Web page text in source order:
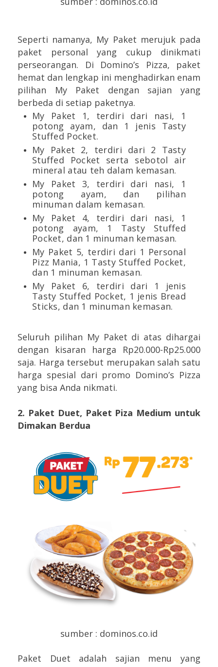
Seperti namanya, My Paket merujuk pada
paket personal yang cukup dinikmati
perseorangan. Di Domino’s Pizza, paket
hemat dan lengkap ini menghadirkan enam
pilihan My Paket dengan sajian yang
berbeda di setiap paketnya.
My Paket 1, terdiri dari nasi, 1
potong ayam, dan 1 jenis Tasty
Stuffed Pocket.
My Paket 2, terdiri dari 2 Tasty
Stuffed Pocket serta sebotol air
mineral atau teh dalam kemasan.
My Paket 3, terdiri dari nasi, 1
potong ayam, dan pilihan
minuman dalam kemasan.
My Paket 4, terdiri dari nasi, 1
potong ayam, 1 Tasty Stuffed
Pocket, dan 1 minuman kemasan.
My Paket 5, terdiri dari 1 Personal
Pizz Mania, 1 Tasty Stuffed Pocket,
dan 1 minuman kemasan.
My Paket 6, terdiri dari 1 jenis
Tasty Stuffed Pocket, 1 jenis Bread
Sticks, dan 1 minuman kemasan.
Seluruh pilihan My Paket di atas dihargai
dengan kisaran harga Rp20.000-Rp25.000
saja. Harga tersebut merupakan salah satu
harga spesial dari promo Domino’s Pizza
yang bisa Anda nikmati.
2. Paket Duet, Paket Piza Medium untuk
Dimakan Berdua
sumber : dominos.co.id
Paket Duet adalah sajian menu yang